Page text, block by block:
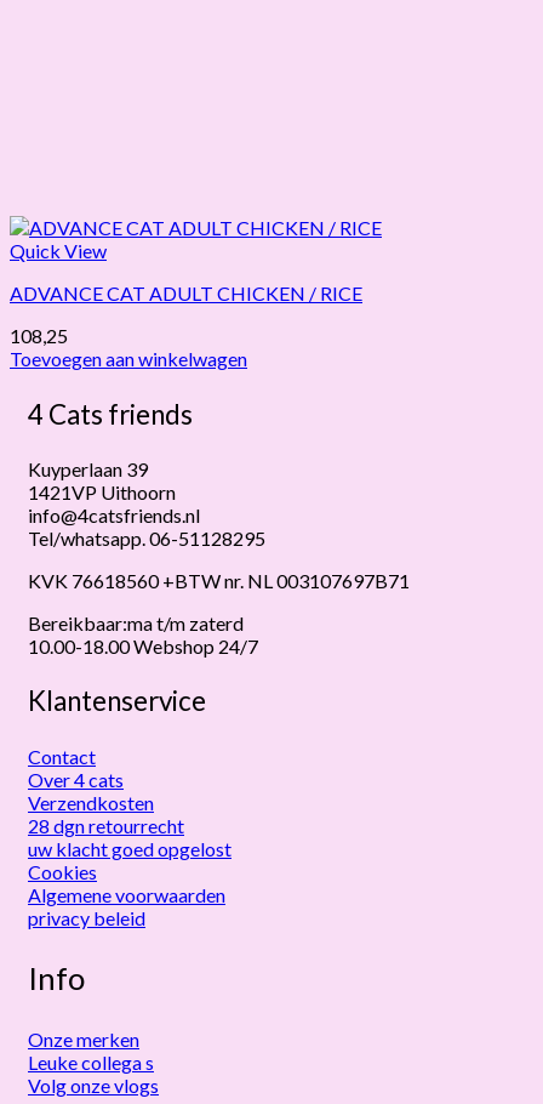
Quick View
ADVANCE CAT ADULT CHICKEN / RICE
108,25
Toevoegen aan winkelwagen
4 Cats friends
Kuyperlaan 39
1421VP Uithoorn
info@4catsfriends.nl
Tel/whatsapp. 06-51128295
KVK 76618560 +BTW nr. NL 003107697B71
Bereikbaar:ma t/m zaterd
10.00-18.00 Webshop 24/7
Klantenservice
Contact
Over 4 cats
Verzendkosten
28 dgn retourrecht
uw klacht goed opgelost
Cookies
Algemene voorwaarden
privacy beleid
Info
Onze merken
Leuke collega s
Volg onze vlogs